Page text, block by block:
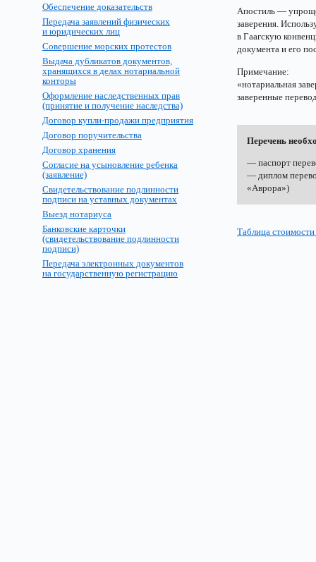
Обеспечение доказательств
Передача заявлений физических
и юридических лиц
Совершение морских протестов
Выдача дубликатов документов,
хранящихся в делах нотариальной
конторы
Оформление наследственных прав
(принятие и получение наследства)
Договор купли-продажи предприятия
Договор поручительства
Договор хранения
Согласие на усыновление ребенка
(заявление)
Свидетельствование подлинности
подписи на уставных документах
Выезд нотариуса
Банковские карточки
(свидетельствование подлинности
подписи)
Передача электронных документов
на государственную регистрацию
Апостиль —
заверения.
в Гаагскую
документа и его
Примечание:
«нотариальная
заверенные
Перечень
— паспорт
— диплом
«Аврора»)
Таблица